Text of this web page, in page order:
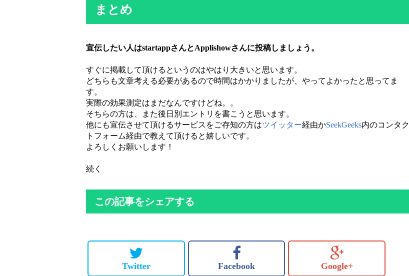
まとめ
宣伝したい人はstartappさんとApplishowさんに投稿しましょう。
すぐに掲載して頂けるというのはやはり大きいと思います。
どちらも文章考える必要があるので時間はかかりましたが、やってよかったと思ってま
す。
実際の効果測定はまだなんですけどね。。
そちらの方は、また後日別エントリを書こうと思います。
他にも宣伝させて頂けるサービスをご存知の方はツイッター経由かSeekGeeks内のコンタク
トフォーム経由で教えて頂けると嬉しいです。
よろしくお願いします！
続く
この記事をシェアする
Twitter Facebook Google+